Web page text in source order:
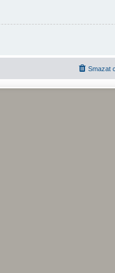
Smazat